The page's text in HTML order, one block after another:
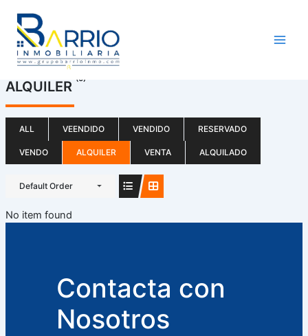
contenido
ALQUILER (0)
ALL VEENDIDO VENDIDO RESERVADO
VENDO ALQUILER VENTA ALQUILADO
Default Order
No item found
Contacta con
Nosotros